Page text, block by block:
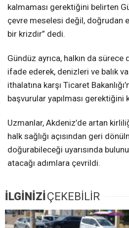
kalmaması gerektiğini belirten
çevre meselesi değil, doğrudan
bir krizdir” dedi.
Gündüz ayrıca, halkın da
ifade ederek, denizleri ve balık
ithalatına karşı Ticaret
başvurular yapılması gerektiğini
Uzmanlar, Akdeniz’de artan
halk sağlığı açısından geri
doğurabileceği uyarısında
atacağı adımlara çevrildi.
İLGİNİZİÇEKEBİLİR